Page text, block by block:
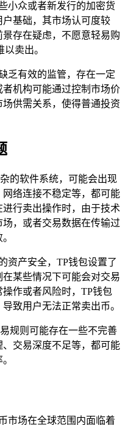
小众或者新发行的加密货
基础，其市场认可度较
存在疑虑，不愿意轻易购
卖出。
乏有效的监管，存在一定
机构可能通过控制市场价
供需关系，使得普通投资
的软件系统，可能会出现
络连接不稳定等，都可能
行卖出操作时，由于技术
，或者交易数据在传输过
资产安全，TP钱包设置了
某些情况下可能会对交易
作或者风险时，TP钱包
致用户无法正常卖出币。
规则可能存在一些不完善
交易深度不足等，都可能
市场在全球范围内面临着